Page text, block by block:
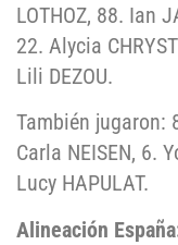
LOTHOZ, 88. Ian
22. Alycia
Lili DEZOU.
También jugaron:
Carla NEISEN, 6.
Lucy HAPULAT.
Alineación